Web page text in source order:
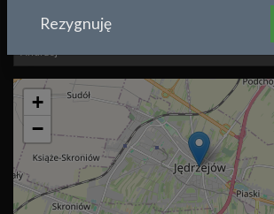
Około roku:1920
+
−
Rezygnuję